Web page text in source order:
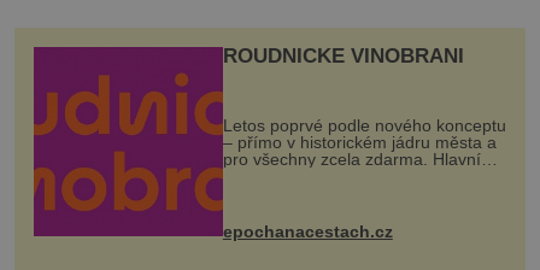
ROUDNICKÉ VINOBRANÍ
Letos poprvé podle nového konceptu
– přímo v historickém jádru města a
pro všechny zcela zdarma. Hlavní
program se odehraje na Karlově a
mohou těšit na víno, burčák, pes...
epochanacestach.cz